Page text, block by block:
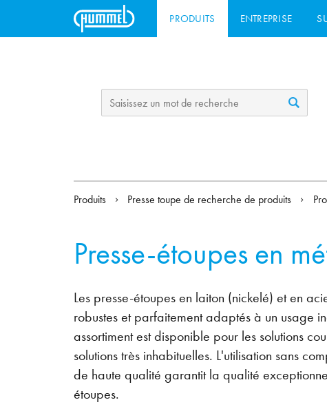
PRODUITS ENTREPRISE
Produits Presse toupe de recherche de produits
Presse-étoupes en
Les presse-étoupes en laiton (nickelé) et en
robustes et parfaitement adaptés à un usage
assortiment est disponible pour les solutions
solutions très inhabituelles. L'utilisation sans
de haute qualité garantit la qualité
étoupes.